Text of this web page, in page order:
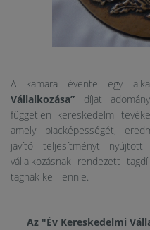
A kamara évente egy
Vállalkozása” díjat
független kereskedelmi
amely piacképességét,
javító teljesítményt
vállalkozásnak rendezett
tagnak kell lennie.
Az "Év Kereskedelmi